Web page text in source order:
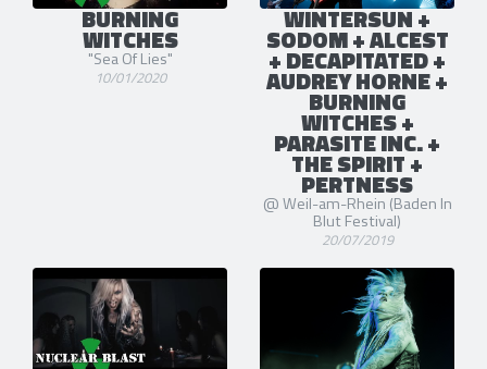
BURNING
WITCHES
"Sea Of Lies"
10/01/2020
WINTERSUN +
SODOM + ALCEST
+ DECAPITATED +
AUDREY HORNE +
BURNING
WITCHES +
PARASITE INC. +
THE SPIRIT +
PERTNESS
@ Weil-am-Rhein (Baden In
Blut Festival)
20/07/2019